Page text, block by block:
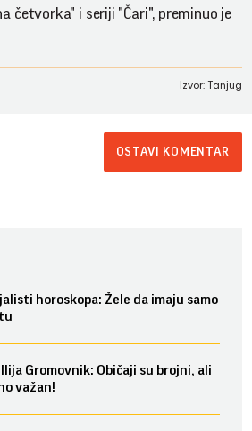
četvorka" i seriji "Čari", preminuo je
Izvor: Tanjug
OSTAVI KOMENTAR
horoskopa: Žele da imaju samo
Gromovnik: Običaji su brojni, ali
važan!